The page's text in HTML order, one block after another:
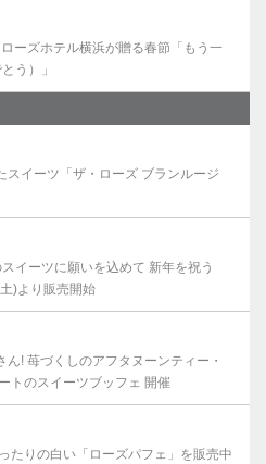
ーズホテル横浜が贈る春節「もう一
う）」
スイーツ「ザ・ローズ ブランルージ
イーツに願いを込めて 新年を祝う
)より販売開始
! 苺づくしのアフタヌーンティー・
トのスイーツブッフェ 開催
たりの白い「ローズパフェ」を販売中